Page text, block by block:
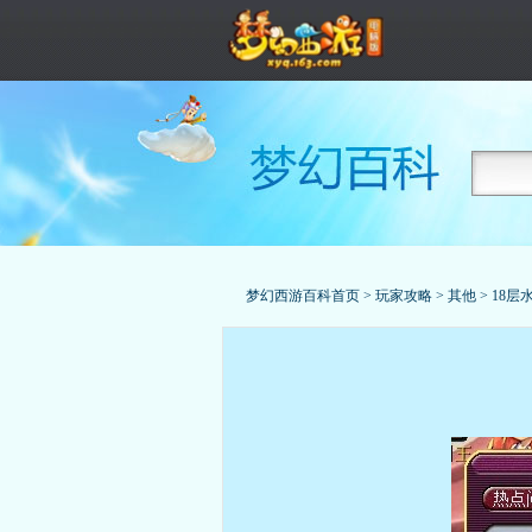
梦幻西游百科首页 > 玩家攻略 > 其他 > 18层